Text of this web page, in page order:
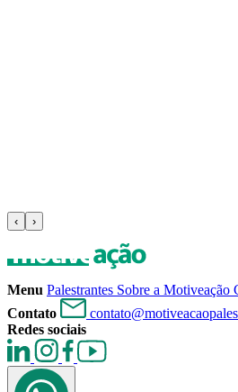
‹ ›
Menu Palestrantes Sobre a Motiveação
Contato
Redes sociais